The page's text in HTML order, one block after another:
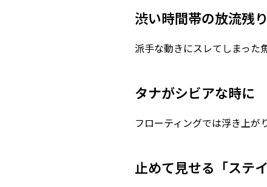
渋い時間帯の放流残
派手な動きにスレてしまった
タナがシビアな時に
フローティングでは浮き上が
止めて見せる「ステイ